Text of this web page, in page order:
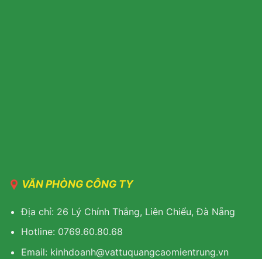
VĂN PHÒNG CÔNG TY
Địa chỉ: 26 Lý Chính Thắng, Liên Chiểu, Đà Nẵng
Hotline: 0769.60.80.68
Email: kinhdoanh@vattuquangcaomientrung.vn